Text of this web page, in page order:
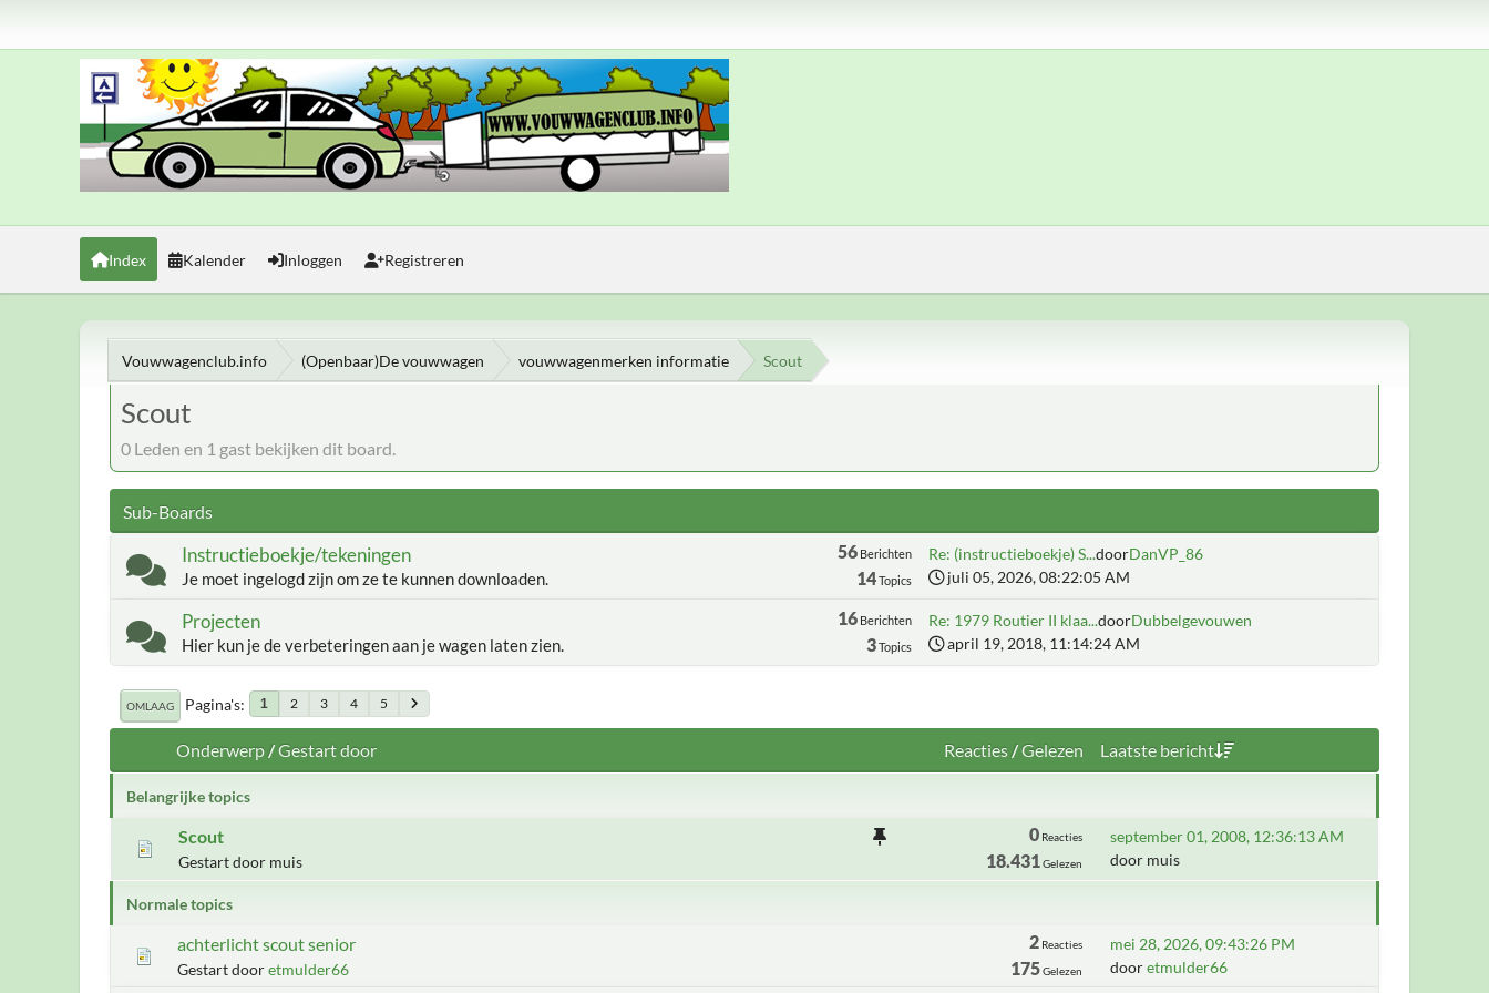
Index Kalender Inloggen Registreren
Vouwwagenclub.info (Openbaar)De vouwwagen vouwwagenmerken informatie Scout
Scout
0 Leden en 1 gast bekijken dit board.
Sub-Boards
Instructieboekje/tekeningen
Je moet ingelogd zijn om ze te kunnen downloaden.
56Berichten
14Topics
Re: (instructieboekje) S...doorDanVP_86
juli 05, 2026, 08:22:05 AM
Projecten
Hier kun je de verbeteringen aan je wagen laten zien.
16Berichten
3Topics
Re: 1979 Routier II klaa...doorDubbelgevouwen
april 19, 2018, 11:14:24 AM
OMLAAG Pagina's 1 2 3 4 5
Onderwerp/Gestart door Reacties/Gelezen Laatste bericht
Belangrijke topics
Scout
Gestart door muis
0Reacties
18.431Gelezen
september 01, 2008, 12:36:13 AM
door muis
Normale topics
achterlicht scout senior
Gestart dooretmulder66
2 Reacties
175Gelezen
mei 28, 2026, 09:43:26 PM
dooretmulder66